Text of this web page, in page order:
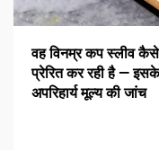
वह विनम्र कप स्लीव कैसे
प्रेरित कर रही है —
अपरिहार्य मूल्य की जांच